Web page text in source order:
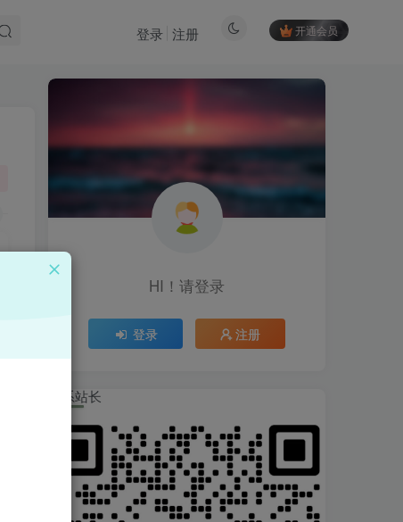
开通会员
登录 注册
HI！请登录
登录 注册
HI！请登录
登录 注册
联系站长